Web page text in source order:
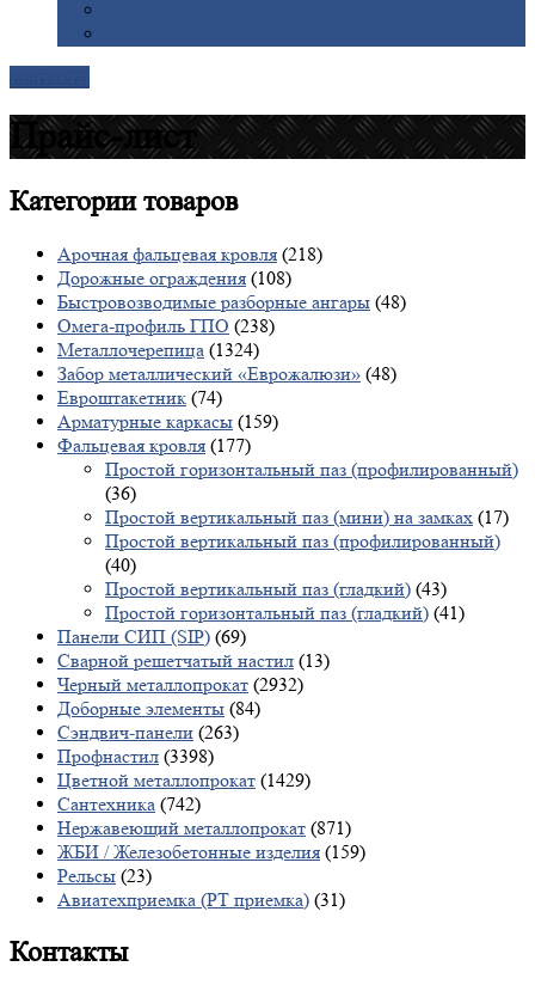
Прайс-лист
Категориитоваров
Арочная фальцевая кровля (218)
Дорожные ограждения (108)
Быстровозводимые разборные ангары (48)
Омега-профиль ГПО (238)
Металлочерепица (1324)
Забор металлический «Еврожалюзи» (48)
Евроштакетник (74)
Арматурные каркасы (159)
Фальцевая кровля (177)
Простой горизонтальный паз (профилированный)
(36)
Простой вертикальный паз (мини) на замках (17)
Простой вертикальный паз (профилированный)
(40)
Простой вертикальный паз (гладкий) (43)
Простой горизонтальный паз (гладкий) (41)
Панели СИП (SIP) (69)
Сварной решетчатый настил (13)
Черный металлопрокат (2932)
Доборные элементы (84)
Сэндвич-панели (263)
Профнастил (3398)
Цветной металлопрокат (1429)
Сантехника (742)
Нержавеющий металлопрокат (871)
ЖБИ / Железобетонные изделия (159)
Рельсы (23)
Авиатехприемка (РТ приемка) (31)
Контакты